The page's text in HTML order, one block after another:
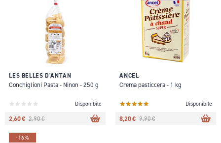
LES BELLES D'ANTAN
Conchiglioni Pasta - Ninon - 250 g
Disponibile
2,60 € 2,90 €
ANCEL
Crema pasticcera - 1 kg
Disponibile
8,20 € 9,90 €
-16%